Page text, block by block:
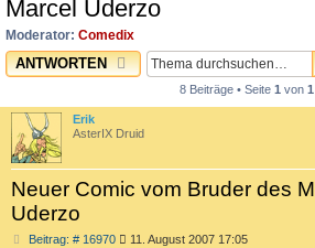
Marcel Uderzo
Moderator: Comedix
ANTWORTEN
8 Beiträge • Seite 1 von 1
Erik
AsterIX Druid
Neuer Comic vom Bruder des
Uderzo
Beitrag: # 16970B
11. August 2007 17:05